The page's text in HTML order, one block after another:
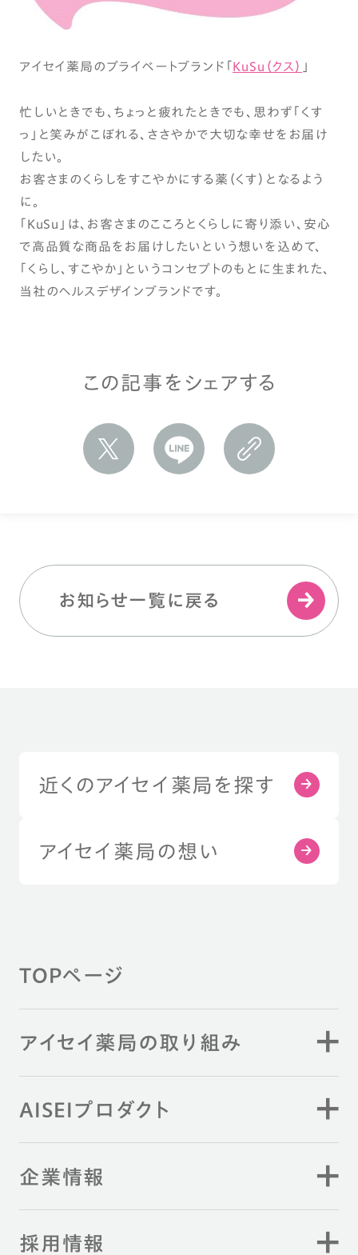
アイセイ薬局のプライベートブランド「 KuSu（クス） 」
忙しいときでも、ちょっと疲れたときでも、思わず「くす
っ」と笑みがこぼれる、ささやかで大切な幸せをお届け
したい。
お客さまのくらしをすこやかにする薬（くす）となるよう
に。
「KuSu」は、お客さまのこころとくらしに寄り添い、安心
で高品質な商品をお届けしたいという想いを込めて、
「くらし、すこやか」というコンセプトのもとに生まれた、
当社のヘルスデザインブランドです。
この記事をシェアする
お知らせ一覧に戻る
近くのアイセイ薬局を探す
アイセイ薬局の想い
TOPページ
アイセイ薬局の取り組み
AISEIプロダクト
企業情報
採用情報